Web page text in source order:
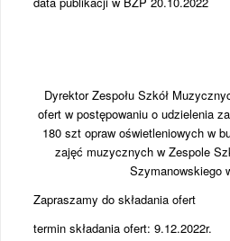
Dyrektor Zespołu Szkół
ofert w postępowaniu o udzielenia
180 szt opraw oświetleniowych w
zajęć muzycznych w Zespole
Szymanowskiego
Zapraszamy do składania ofert
termin składania ofert: 9.12.2022r.